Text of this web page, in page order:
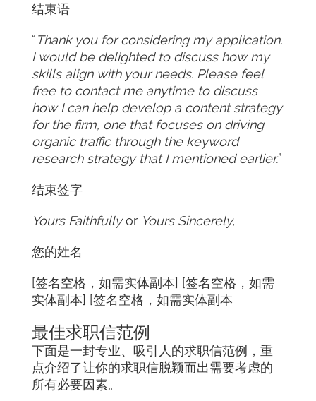
结束语
“Thank you for considering my application.
I would be delighted to discuss how my
skills align with your needs. Please feel
free to contact me anytime to discuss
how I can help develop a content strategy
for the firm, one that focuses on driving
organic traffic through the keyword
research strategy that I mentioned earlier.”
结束签字
Yours Faithfullyor Yours Sincerely,
您的姓名
[签名空格，如需实体副本] [签名空格，如需
实体副本] [签名空格，如需实体副本
最佳求职信范例
下面是一封专业、吸引人的求职信范例，重
点介绍了让你的求职信脱颖而出需要考虑的
所有必要因素。